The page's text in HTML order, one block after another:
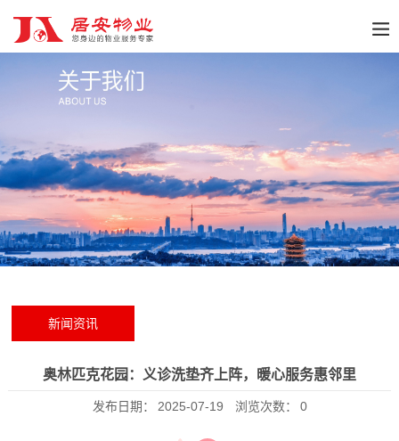
新闻资讯
奥林匹克花园：义诊洗垫齐上阵，暖心服务惠邻里
发布日期： 2025-07-19 浏览次数： 0